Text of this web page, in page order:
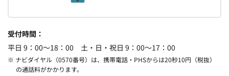
受付時間
平日 9：00～18：00 土・日・祝日 9：00～17：00
※ ナビダイヤル（0570番号）は、携帯電話・PHSからは20秒10円（税抜）
の通話料がかかります。